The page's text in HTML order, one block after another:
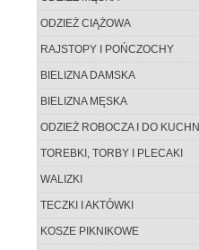
ODZIEŻ CIĄŻOWA
RAJSTOPY I POŃCZOCHY
BIELIZNA DAMSKA
BIELIZNA MĘSKA
ODZIEŻ ROBOCZA I DO KUCHNI
TOREBKI, TORBY I PLECAKI
WALIZKI
TECZKI I AKTÓWKI
KOSZE PIKNIKOWE